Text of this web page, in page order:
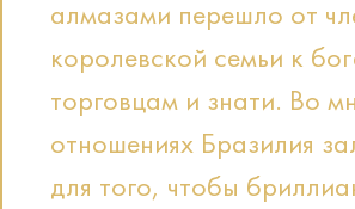
алмазами перешло от
королевской семьи к
торговцам и знати. Во
отношениях Бразилия
для того, чтобы